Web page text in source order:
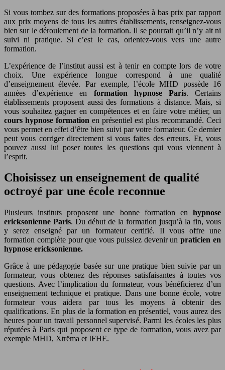
Si vous tombez sur des formations proposées à bas prix par rapport
aux prix moyens de tous les autres établissements, renseignez-vous
bien sur le déroulement de la formation. Il se pourrait qu’il n’y ait ni
suivi ni pratique. Si c’est le cas, orientez-vous vers une autre
formation.
L’expérience de l’institut aussi est à tenir en compte lors de votre
choix. Une expérience longue correspond à une qualité
d’enseignement élevée. Par exemple, l’école MHD possède 16
années d’expérience en formation hypnose Paris. Certains
établissements proposent aussi des formations à distance. Mais, si
vous souhaitez gagner en compétences et en faire votre métier, un
cours hypnose formation en présentiel est plus recommandé. Ceci
vous permet en effet d’être bien suivi par votre formateur. Ce dernier
peut vous corriger directement si vous faites des erreurs. Et, vous
pouvez aussi lui poser toutes les questions qui vous viennent à
l’esprit.
Choisissez un enseignement de qualité
octroyé par une école reconnue
Plusieurs instituts proposent une bonne formation en hypnose
ericksonienne Paris. Du début de la formation jusqu’à la fin, vous
y serez enseigné par un formateur certifié. Il vous offre une
formation complète pour que vous puissiez devenir un praticien en
hypnose ericksonienne.
Grâce à une pédagogie basée sur une pratique bien suivie par un
formateur, vous obtenez des réponses satisfaisantes à toutes vos
questions. Avec l’implication du formateur, vous bénéficierez d’un
enseignement technique et pratique. Dans une bonne école, votre
formateur vous aidera par tous les moyens à obtenir des
qualifications. En plus de la formation en présentiel, vous aurez des
heures pour un travail personnel supervisé. Parmi les écoles les plus
réputées à Paris qui proposent ce type de formation, vous avez par
exemple MHD, Xtrëma et IFHE.